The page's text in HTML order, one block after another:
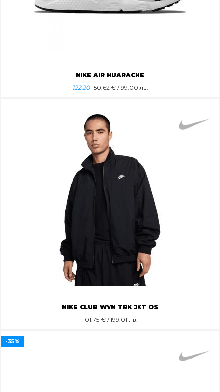
NIKE AIR HUARACHE
122.20 50.62€ / 99.00 лв.
NIKE CLUB WVN TRK JKT OS
101.75€ / 199.01 лв.
-35%